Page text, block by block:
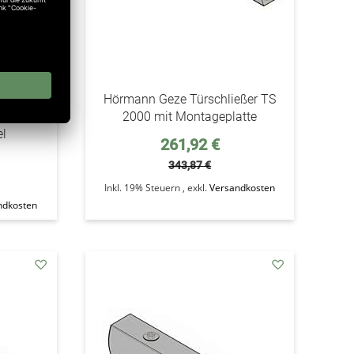
TS
Hörmann Geze Türschließer TS
2000 mit Montageplatte
Sonderpreis
261,92 €
343,87 €
Inkl. 19% Steuern ,exkl.Versandkosten